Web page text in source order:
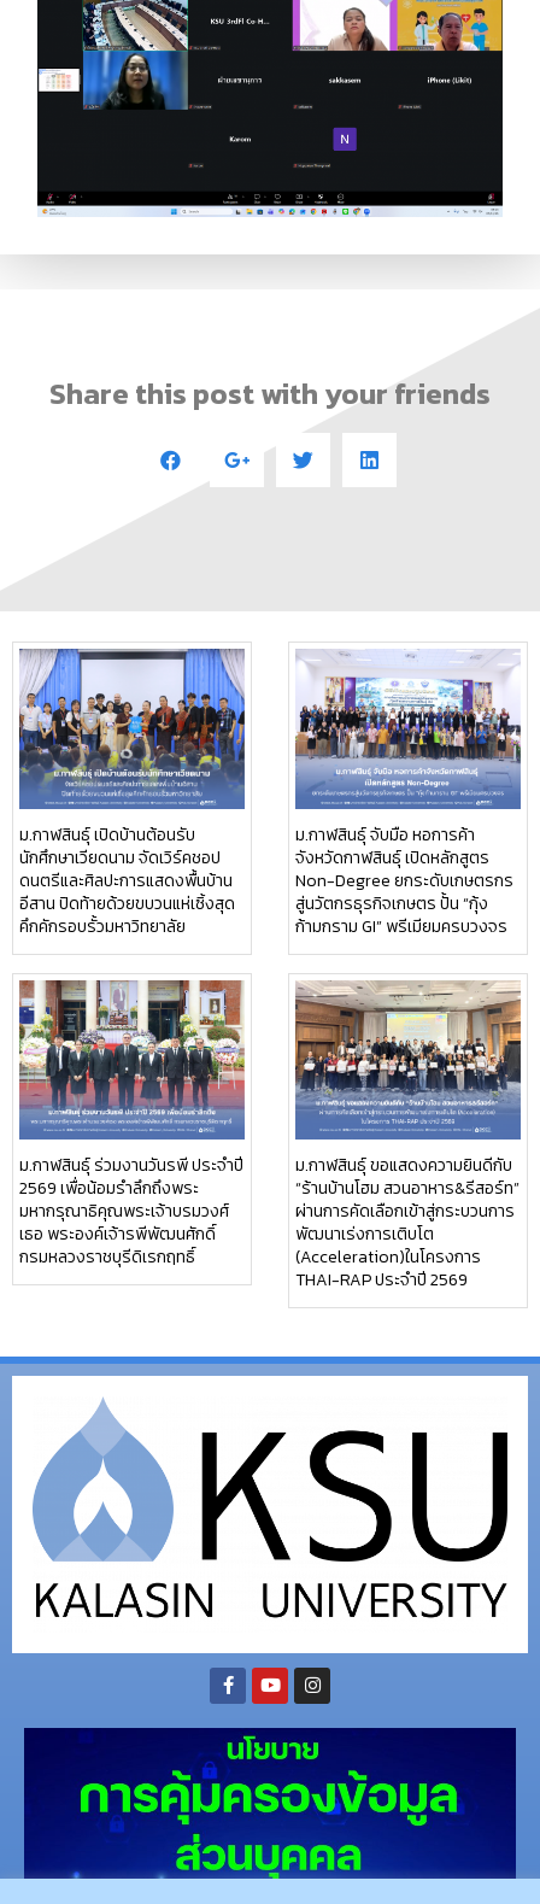
Share this post with your friends
ม.กาฬสินธุ์ เปิดบ้านต้อนรับ
นักศึกษาเวียดนาม จัดเวิร์คชอป
ดนตรีและศิลปะการแสดงพื้นบ้าน
อีสาน ปิดท้ายด้วยขบวนแห่เซิ้งสุด
คึกคักรอบรั้วมหาวิทยาลัย
ม.กาฬสินธุ์ จับมือ หอการค้า
จังหวัดกาฬสินธุ์ เปิดหลักสูตร
Non-Degree ยกระดับเกษตรกร
สู่นวัตกรธุรกิจเกษตร ปั้น “กุ้ง
ก้ามกราม GI” พรีเมียมครบวงจร
ม.กาฬสินธุ์ ร่วมงานวันรพี ประจำปี
2569 เพื่อน้อมรำลึกถึงพระ
มหากรุณาธิคุณพระเจ้าบรมวงศ์
เธอ พระองค์เจ้ารพีพัฒนศักดิ์
กรมหลวงราชบุรีดิเรกฤทธิ์
ม.กาฬสินธุ์ ขอแสดงความยินดีกับ
“ร้านบ้านโฮม สวนอาหาร&รีสอร์ท”
ผ่านการคัดเลือกเข้าสู่กระบวนการ
พัฒนาเร่งการเติบโต
(Acceleration)ในโครงการ
THAI-RAP ประจำปี 2569